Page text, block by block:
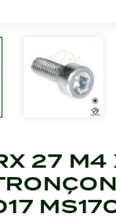
27 M4